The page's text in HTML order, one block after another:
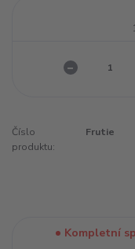
Číslo
produktu:
Frutie
Kompletní